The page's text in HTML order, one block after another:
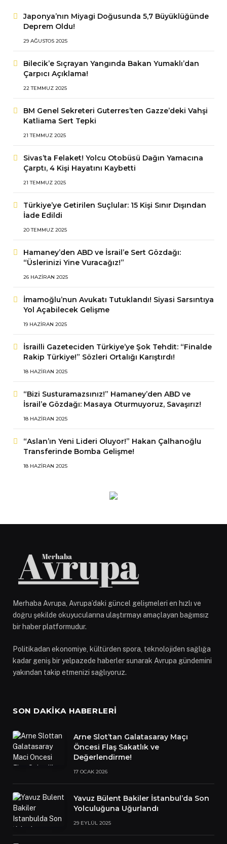
Japonya’nın Miyagi Doğusunda 5,7 Büyüklüğünde
Deprem Oldu!
29 AĞUSTOS 2025
Bilecik’e Sıçrayan Yangında Bakan Yumaklı’dan
Çarpıcı Açıklama!
22 TEMMUZ 2025
BM Genel Sekreteri Guterres’ten Gazze’deki Vahşi
Katliama Sert Tepki
21 TEMMUZ 2025
Sivas’ta Felaket! Yolcu Otobüsü Dağın Yamacına
Çarptı, 4 Kişi Hayatını Kaybetti
21 TEMMUZ 2025
Türkiye’ye Getirilen Suçlular: 15 Kişi Sınır Dışından
İade Edildi
20 TEMMUZ 2025
Hamaney’den ABD ve İsrail’e Sert Gözdağı:
“Üslerinizi Yine Vuracağız!”
26 HAZIRAN 2025
İmamoğlu’nun Avukatı Tutuklandı! Siyasi Sarsıntıya
Yol Açabilecek Gelişme
19 HAZIRAN 2025
İsrailli Gazeteciden Türkiye’ye Şok Tehdit: “Finalde
Rakip Türkiye!” Sözleri Ortalığı Karıştırdı!
18 HAZIRAN 2025
“Bizi Susturamazsınız!” Hamaney’den ABD ve
İsrail’e Gözdağı: Masaya Oturmuyoruz, Savaşırız!
18 HAZIRAN 2025
“Aslan’ın Yeni Lideri Oluyor!” Hakan Çalhanoğlu
Transferinde Bomba Gelişme!
18 HAZIRAN 2025
Merhaba Avrupa, Avrupa’daki güncel gelişmeleri en hızlı ve
doğru şekilde okuyucularına ulaştırmayı amaçlayan bağımsız
bir haber platformudur.
Politikadan ekonomiye, kültürden spora, teknolojiden sağlığa
kadar geniş bir yelpazede haberler sunarak Avrupa gündemini
yakından takip etmenizi sağlıyoruz.
SON DAKIKA HABERLERI
Arne Slot’tan Galatasaray Maçı
Öncesi Flaş Sakatlık ve
Değerlendirme!
17 OCAK 2026
Yavuz Bülent Bakiler İstanbul’da Son
Yolculuğuna Uğurlandı
29 EYLÜL 2025